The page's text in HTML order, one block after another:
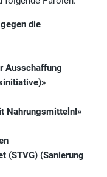
die
Ausschaffung
Nahrungsmitteln!»
(STVG) (Sanierung